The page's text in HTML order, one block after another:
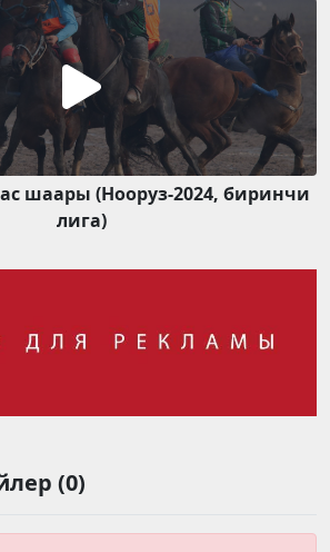
шаары (Нооруз-2024, биринчи
лига)
(0)